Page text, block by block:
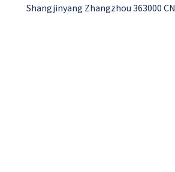
Shangjinyang Zhangzhou 363000 CN